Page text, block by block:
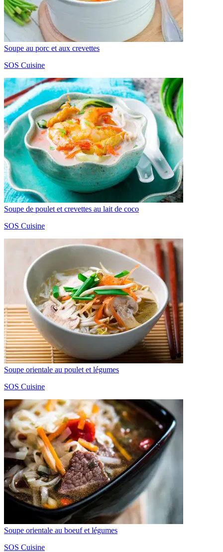
Soupe au porc et aux crevettes
SOS Cuisine
Soupe de poulet et crevettes au lait de coco
SOS Cuisine
Soupe orientale au poulet et légumes
SOS Cuisine
Soupe orientale au boeuf et légumes
SOS Cuisine